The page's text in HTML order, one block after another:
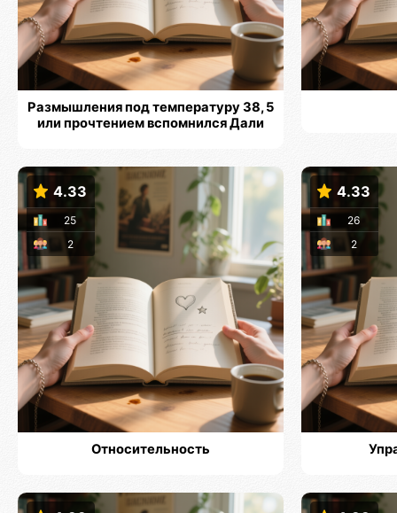
Размышления под температуру 38, 5
или прочтением вспомнился Дали
4.33
2
25
Относительность
4.33
2
26